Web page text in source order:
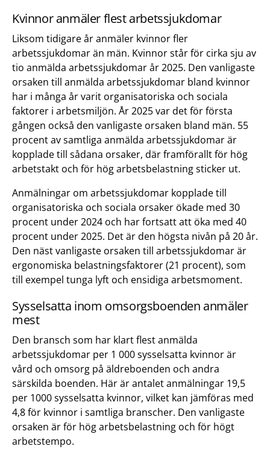
Kvinnor anmäler flest arbetssjukdomar
Liksom tidigare år anmäler kvinnor fler
arbetssjukdomar än män. Kvinnor står för cirka sju av
tio anmälda arbetssjukdomar år 2025. Den vanligaste
orsaken till anmälda arbetssjukdomar bland kvinnor
har i många år varit organisatoriska och sociala
faktorer i arbetsmiljön. År 2025 var det för första
gången också den vanligaste orsaken bland män. 55
procent av samtliga anmälda arbetssjukdomar är
kopplade till sådana orsaker, där framförallt för hög
arbetstakt och för hög arbetsbelastning sticker ut.
Anmälningar om arbetssjukdomar kopplade till
organisatoriska och sociala orsaker ökade med 30
procent under 2024 och har fortsatt att öka med 40
procent under 2025. Det är den högsta nivån på 20 år.
Den näst vanligaste orsaken till arbetssjukdomar är
ergonomiska belastningsfaktorer (21 procent), som
till exempel tunga lyft och ensidiga arbetsmoment.
Sysselsatta inom omsorgsboenden anmäler
mest
Den bransch som har klart flest anmälda
arbetssjukdomar per 1 000 sysselsatta kvinnor är
vård och omsorg på äldreboenden och andra
särskilda boenden. Här är antalet anmälningar 19,5
per 1000 sysselsatta kvinnor, vilket kan jämföras med
4,8 för kvinnor i samtliga branscher. Den vanligaste
orsaken är för hög arbetsbelastning och för högt
arbetstempo.